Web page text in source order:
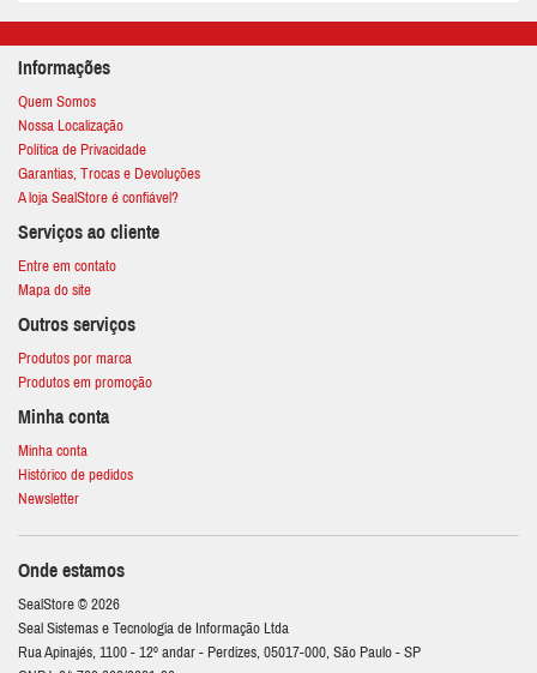
Informações
Quem Somos
Nossa Localização
Política de Privacidade
Garantias, Trocas e Devoluções
A loja SealStore é confiável?
Serviços ao cliente
Entre em contato
Mapa do site
Outros serviços
Produtos por marca
Produtos em promoção
Minha conta
Minha conta
Histórico de pedidos
Newsletter
Onde estamos
SealStore © 2026
Seal Sistemas e Tecnologia de Informação Ltda
Rua Apinajés, 1100 - 12º andar - Perdizes, 05017-000, São Paulo - SP